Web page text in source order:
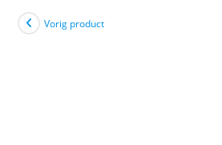
Vorig product